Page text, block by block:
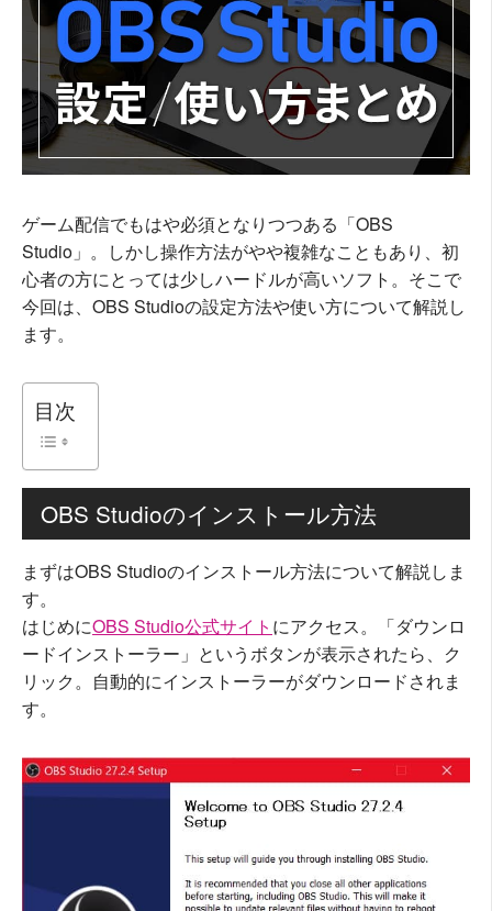
ゲーム配信でもはや必須となりつつある「OBS
Studio」。しかし操作方法がやや複雑なこともあり、初
心者の方にとっては少しハードルが高いソフト。そこで
今回は、OBS Studioの設定方法や使い方について解説し
ます。
目次
OBS Studioのインストール方法
まずはOBS Studioのインストール方法について解説しま
す。
はじめにOBS Studio公式サイト にアクセス。「ダウンロ
ードインストーラー」というボタンが表示されたら、ク
リック。自動的にインストーラーがダウンロードされま
す。